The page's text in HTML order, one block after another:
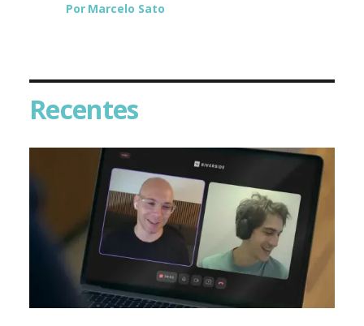
Por Marcelo Sato
Recentes